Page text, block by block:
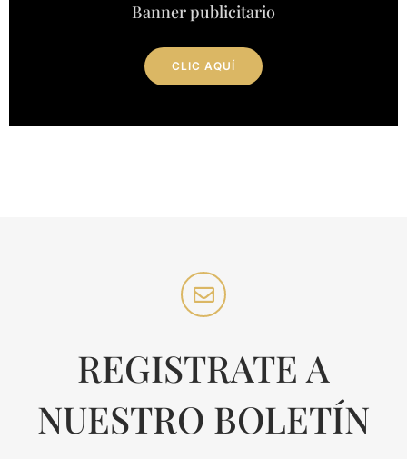
Banner publicitario
CLIC AQUÍ
REGISTRATE A
NUESTRO BOLETÍN